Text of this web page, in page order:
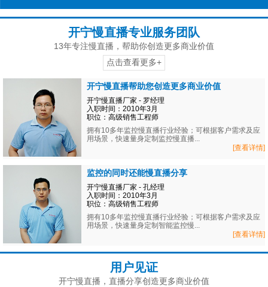
开宁慢直播专业服务团队
13年专注慢直播，帮助你创造更多商业价值
点击查看更多+
开宁慢直播帮助您创造更多商业价值
开宁慢直播厂家 - 罗经理
入职时间：2010年3月
职位：高级销售工程师
拥有10多年监控慢直播行业经验；可根据客户需求及应
用场景，快速量身定制监控慢直播...
[查看详情]
监控的同时还能慢直播分享
开宁慢直播厂家 - 孔经理
入职时间：2010年3月
职位：高级销售工程师
拥有10多年监控慢直播行业经验；可根据客户需求及应
用场景，快速量身定制智能监控慢...
[查看详情]
用户见证
开宁慢直播，直播分享创造更多商业价值